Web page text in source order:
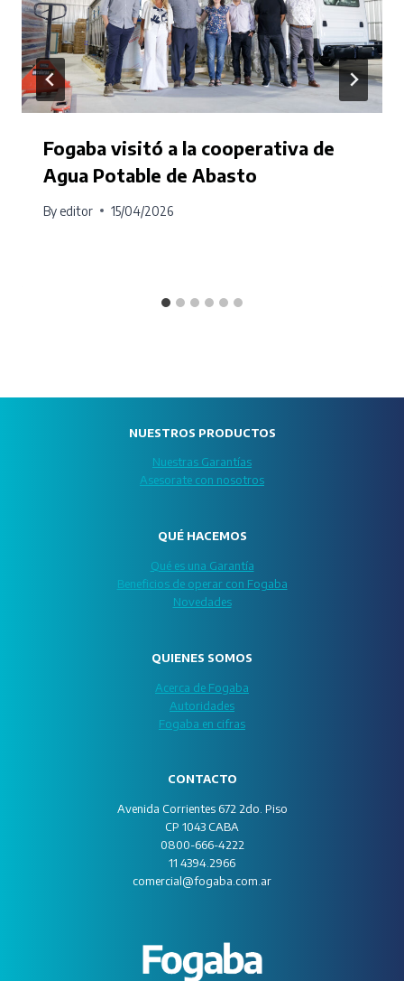
Fogaba visitó a la cooperativa de
Agua Potable de Abasto
By editor 15/04/2026
CONTACTO
Avenida Corrientes 672 2do. Piso
CP 1043 CABA
0800-666-4222
11 4394.2966
comercial@fogaba.com.ar
QUIENES SOMOS
Acerca de Fogaba
Autoridades
Fogaba en cifras
QUÉ HACEMOS
Qué es una Garantía
Beneficios de operar con Fogaba
Novedades
NUESTROS PRODUCTOS
Nuestras Garantías
Asesorate con nosotros